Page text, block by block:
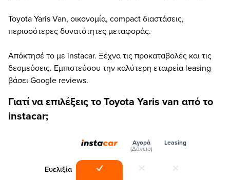
Toyota Yaris Van, οικονομία, compact διαστάσεις,
περισσότερες δυνατότητες μεταφοράς.
Απόκτησέ το με instacar. Ξέχνα τις προκαταβολές και τις
δεσμεύσεις. Εμπιστεύσου την καλύτερη εταιρεία leasing
βάσει Google reviews.
Γιατί να επιλέξεις το Toyota Yaris van από το
instacar;
Ευελιξία
Αγορά
(Δάνειο)
Leasing